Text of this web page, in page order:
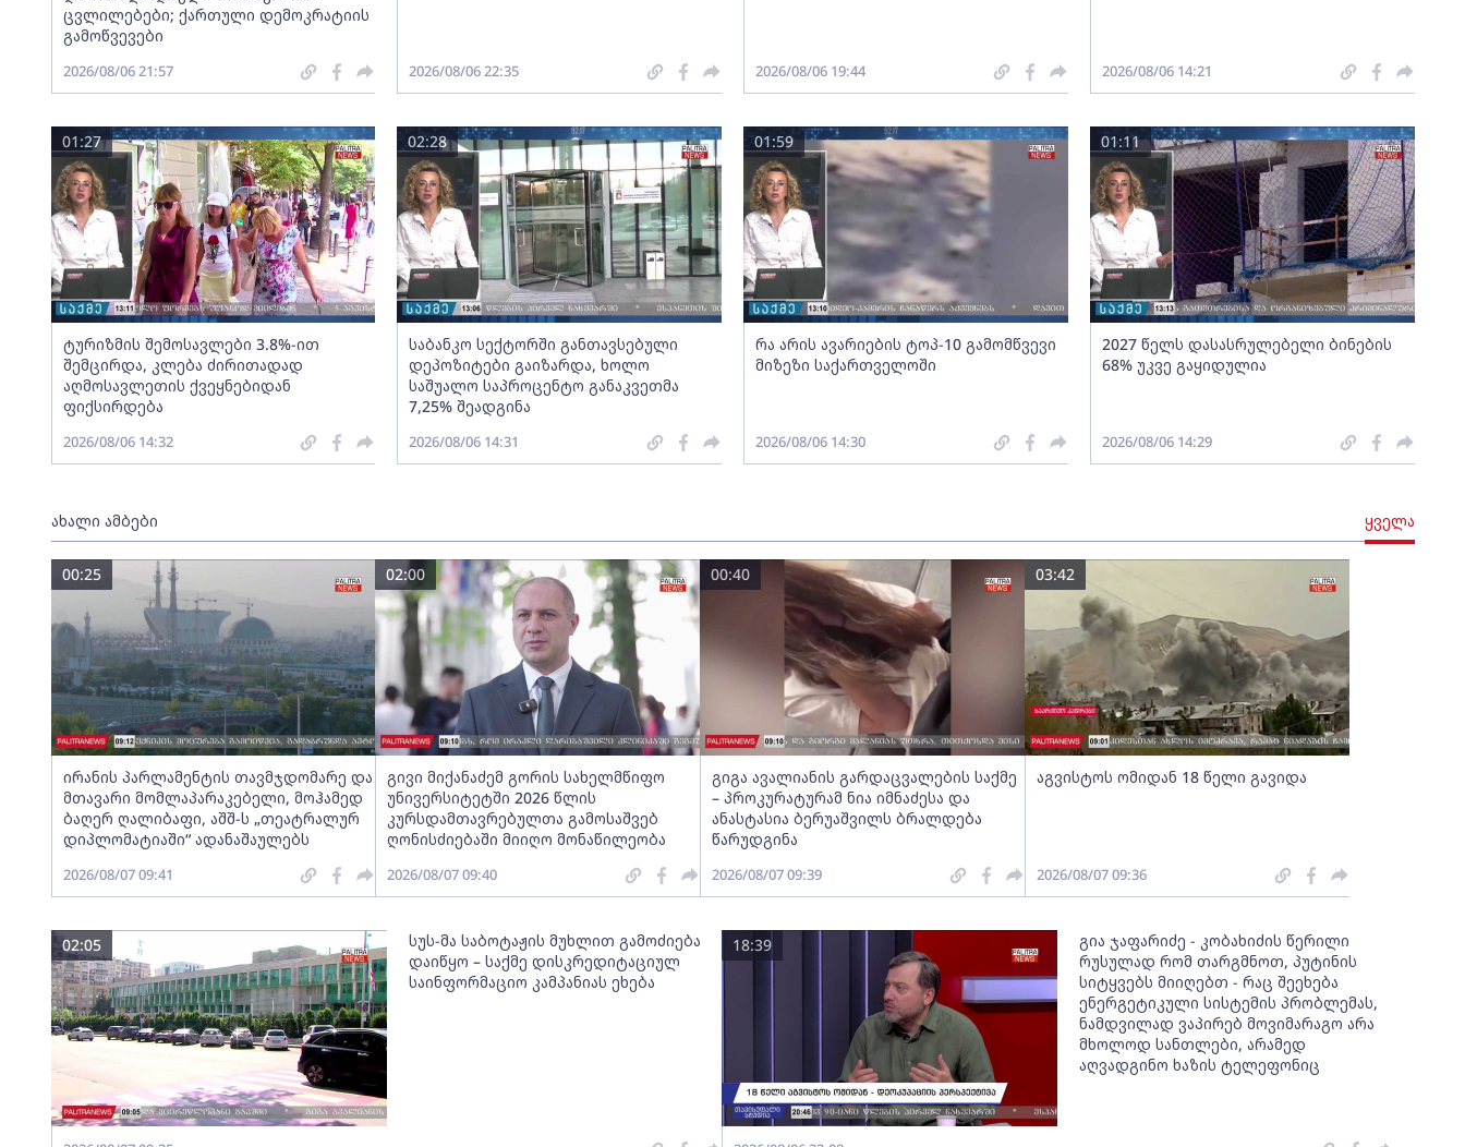
ცვლილებები; ქართული დემოკრატიის
გამოწვევები
2026/08/06 21:57 2026/08/06 22:35 2026/08/06 19:44 2026/08/06 14:21
ტურიზმის შემოსავლები 3.8%-ით
შემცირდა, კლება ძირითადად
აღმოსავლეთის ქვეყნებიდან
ფიქსირდება
01:27
2026/08/06 14:32
საბანკო სექტორში განთავსებული
დეპოზიტები გაიზარდა, ხოლო
საშუალო საპროცენტო განაკვეთმა
7,25% შეადგინა
02:28
2026/08/06 14:31
რა არის ავარიების ტოპ-10 გამომწვევი
მიზეზი საქართველოში
01:59
2026/08/06 14:30
2027 წელს დასასრულებელი ბინების
68% უკვე გაყიდულია
01:11
2026/08/06 14:29
ახალი ამბები ყველა
ირანის პარლამენტის თავმჯდომარე და
მთავარი მომლაპარაკებელი, მოჰამედ
ბაღერ ღალიბაფი, აშშ-ს „თეატრალურ
დიპლომატიაში“ ადანაშაულებს
00:25
2026/08/07 09:41
გივი მიქანაძემ გორის სახელმწიფო
უნივერსიტეტში 2026 წლის
კურსდამთავრებულთა გამოსაშვებ
ღონისძიებაში მიიღო მონაწილეობა
02:00
2026/08/07 09:40
გიგა ავალიანის გარდაცვალების საქმე
– პროკურატურამ ნია იმნაძესა და
ანასტასია ბერუაშვილს ბრალდება
წარუდგინა
00:40
2026/08/07 09:39
აგვისტოს ომიდან 18 წელი გავიდა
03:42
2026/08/07 09:36
სუს-მა საბოტაჟის მუხლით გამოძიება
დაიწყო – საქმე დისკრედიტაციულ
საინფორმაციო კამპანიას ეხება
02:05
გია ჯაფარიძე - კობახიძის წერილი
რუსულად რომ თარგმნოთ, პუტინის
სიტყვებს მიიღებთ - რაც შეეხება
ენერგეტიკული სისტემის პრობლემას,
ნამდვილად ვაპირებ მოვიმარაგო არა
მხოლოდ სანთლები, არამედ
აღვადგინო ხაზის ტელეფონიც
18:39